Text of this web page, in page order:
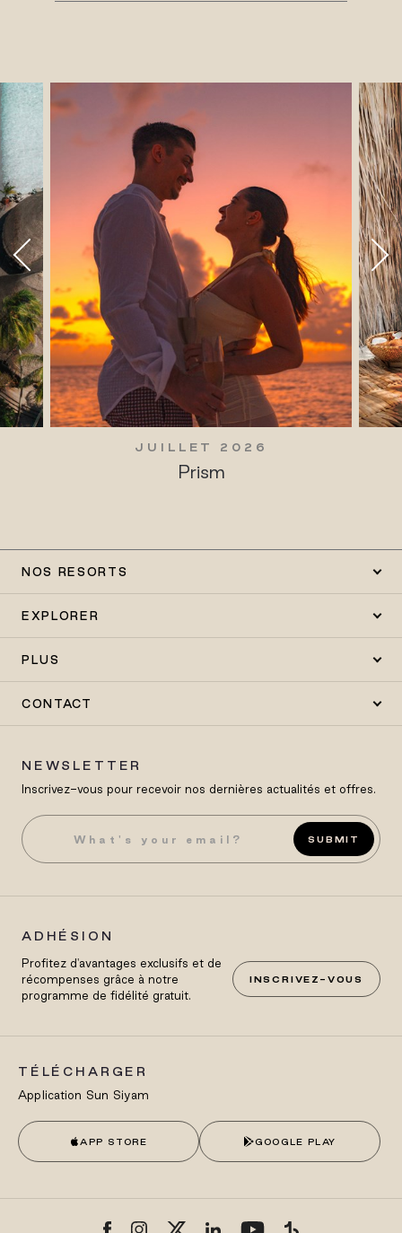
JUILLET 2026
Prism
NOS RESORTS
EXPLORER
PLUS
CONTACT
NEWSLETTER
Inscrivez-vous pour recevoir nos dernières actualités et offres.
SUBMIT
ADHÉSION
Profitez d'avantages exclusifs et de
récompenses grâce à notre
programme de fidélité gratuit.
INSCRIVEZ-VOUS
TÉLÉCHARGER
Application Sun Siyam
APP STORE GOOGLE PLAY